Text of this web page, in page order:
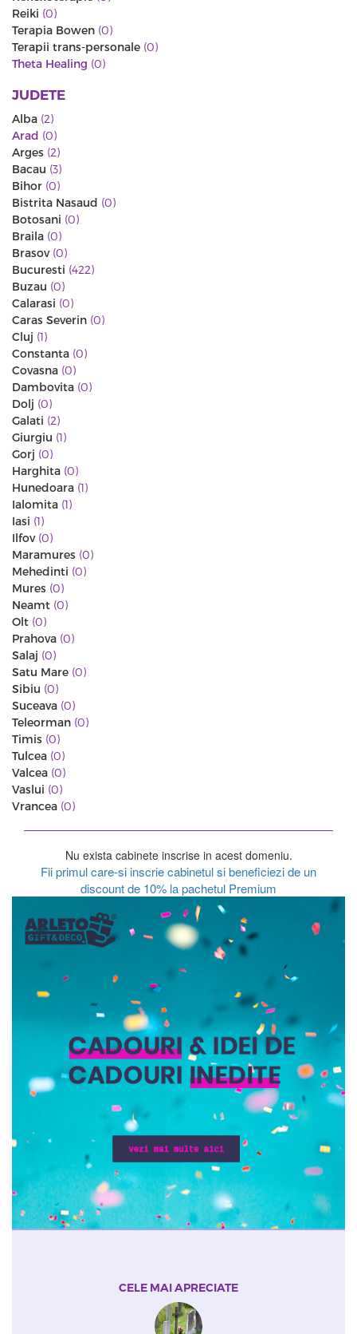
Reiki (0)
Terapia Bowen (0)
Terapii trans-personale (0)
Theta Healing (0)
JUDETE
Alba (2)
Arad (0)
Arges (2)
Bacau (3)
Bihor (0)
Bistrita Nasaud (0)
Botosani (0)
Braila (0)
Brasov (0)
Bucuresti (422)
Buzau (0)
Calarasi (0)
Caras Severin (0)
Cluj (1)
Constanta (0)
Covasna (0)
Dambovita (0)
Dolj (0)
Galati (2)
Giurgiu (1)
Gorj (0)
Harghita (0)
Hunedoara (1)
Ialomita (1)
Iasi (1)
Ilfov (0)
Maramures (0)
Mehedinti (0)
Mures (0)
Neamt (0)
Olt (0)
Prahova (0)
Salaj (0)
Satu Mare (0)
Sibiu (0)
Suceava (0)
Teleorman (0)
Timis (0)
Tulcea (0)
Valcea (0)
Vaslui (0)
Vrancea (0)
Nu exista cabinete inscrise in acest domeniu.
Fii primul care-si inscrie cabinetul si beneficiezi de un
discount de 10% la pachetul Premium
CELE MAI APRECIATE